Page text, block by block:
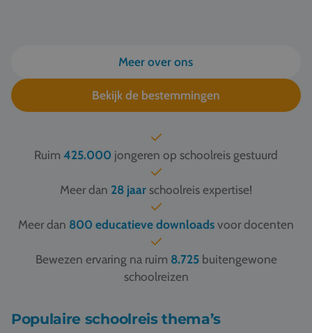
Meer over ons
Bekijk de bestemmingen
Ruim 425.000 jongeren op schoolreis gestuurd
Meer dan 28 jaar schoolreis expertise!
Meer dan 800 educatieve downloadsvoor docenten
Bewezen ervaring na ruim 8.725buitengewone
schoolreizen
Populaire schoolreis thema’s